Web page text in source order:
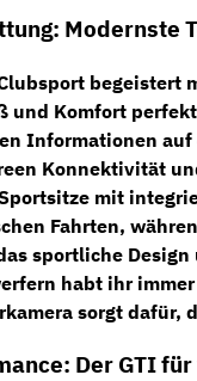
Modernste
und Komfort
Informationen
Konnektivität
mit
Fahrten,
sportliche
habt ihr
sorgt dafür,
Der GTI